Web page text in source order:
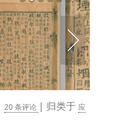
20 条评论 | 归类于 应